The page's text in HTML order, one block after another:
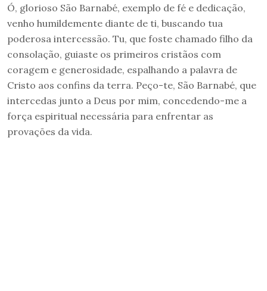
Ó, glorioso São Barnabé, exemplo de fé e dedicação,
venho humildemente diante de ti, buscando tua
poderosa intercessão. Tu, que foste chamado filho da
consolação, guiaste os primeiros cristãos com
coragem e generosidade, espalhando a palavra de
Cristo aos confins da terra. Peço-te, São Barnabé, que
intercedas junto a Deus por mim, concedendo-me a
força espiritual necessária para enfrentar as
provações da vida.